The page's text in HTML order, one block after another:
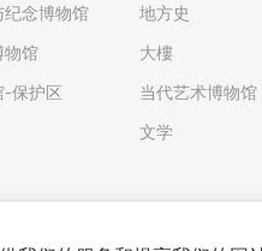
纪念博物馆
物馆
-保护区
地方史
大樓
当代艺术博物馆
文学